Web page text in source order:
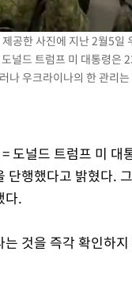
공한 사진에 지난 2월5일
널드 트럼프 미 대통령은
나 우크라이나의 한 관리
도널드 트럼프 미 대
단행했다고 밝혔다.
다.
것을 즉각 확인하